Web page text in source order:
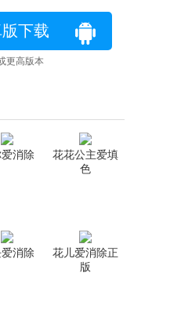
下载
更高版本
花花公主爱填
色
消除
花儿爱消除正
版
消除